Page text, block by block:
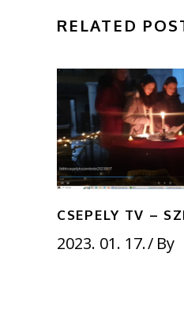
RELATED
CSEPELY TV –
2023. 01. 17. By